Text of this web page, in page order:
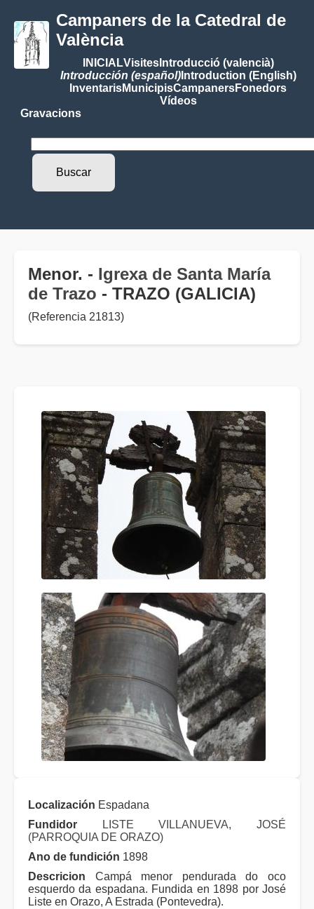
Campaners de la Catedral de
València
INICIALVisitesIntroducció (valencià)
Introducción (español)Introduction (English)
InventarisMunicipisCampanersFonedors
Vídeos
Gravacions
Menor. - Igrexa de Santa María
de Trazo - TRAZO (GALICIA)
(Referencia 21813)
Localización Espadana
Fundidor
LISTE VILLANUEVA, JOSÉ
(PARROQUIA DE ORAZO)
Ano de fundición 1898
Descricion Campá menor pendurada do oco
esquerdo da espadana. Fundida en 1898 por José
Liste en Orazo, A Estrada (Pontevedra).